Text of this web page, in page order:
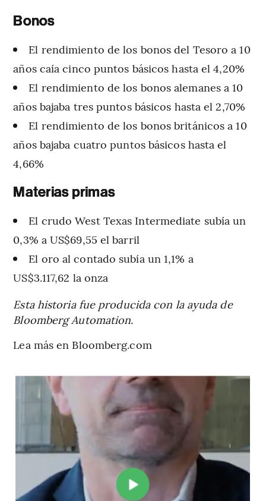
Bonos
El rendimiento de los bonos del Tesoro a 10
años caía cinco puntos básicos hasta el 4,20%
El rendimiento de los bonos alemanes a 10
años bajaba tres puntos básicos hasta el 2,70%
El rendimiento de los bonos británicos a 10
años bajaba cuatro puntos básicos hasta el
4,66%
Materias primas
El crudo West Texas Intermediate subía un
0,3% a US$69,55 el barril
El oro al contado subía un 1,1% a
US$3.117,62 la onza
Esta historia fue producida con la ayuda de
Bloomberg Automation.
Lea más en Bloomberg.com